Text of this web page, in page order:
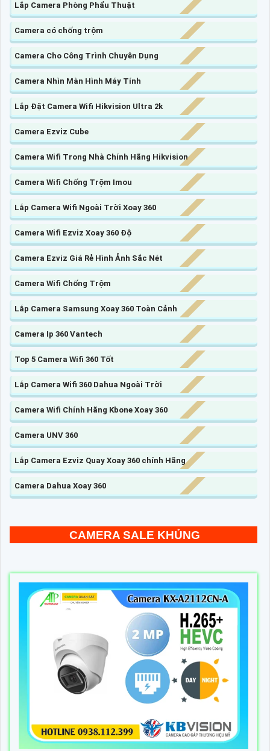
Lắp Camera Phòng Phẩu Thuật
Camera có chống trộm
Camera Cho Công Trình Chuyên Dụng
Camera Nhìn Màn Hình Máy Tính
Lắp Đặt Camera Wifi Hikvision Ultra 2k
Camera Ezviz Cube
Camera Wifi Trong Nhà Chính Hãng Hikvision
Camera Wifi Chống Trộm Imou
Lắp Camera Wifi Ngoài Trời Xoay 360
Camera Wifi Ezviz Xoay 360 Độ
Camera Ezviz Giá Rẻ Hình Ảnh Sắc Nét
Camera Wifi Chống Trộm
Lắp Camera Samsung Xoay 360 Toàn Cảnh
Camera Ip 360 Vantech
Top 5 Camera Wifi 360 Tốt
Lắp Camera Wifi 360 Dahua Ngoài Trời
Camera Wifi Chính Hãng Kbone Xoay 360
Camera UNV 360
Lắp Camera Ezviz Quay Xoay 360 chính Hãng
Camera Dahua Xoay 360
CAMERA SALE KHỦNG